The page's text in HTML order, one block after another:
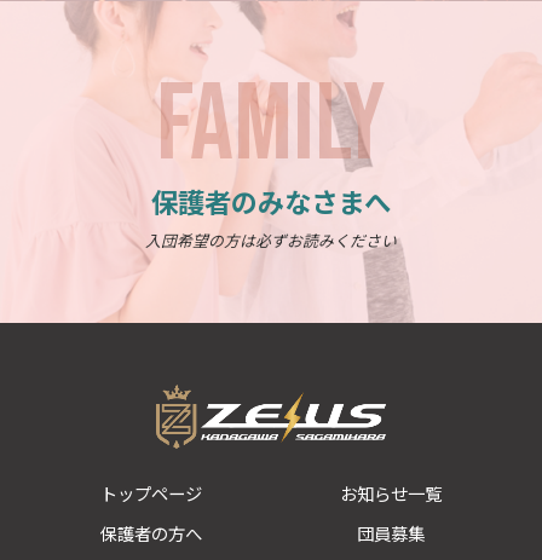
FAMILY
保護者のみなさまへ
入団希望の方は必ずお読みください
トップページ
お知らせ一覧
保護者の方へ
団員募集